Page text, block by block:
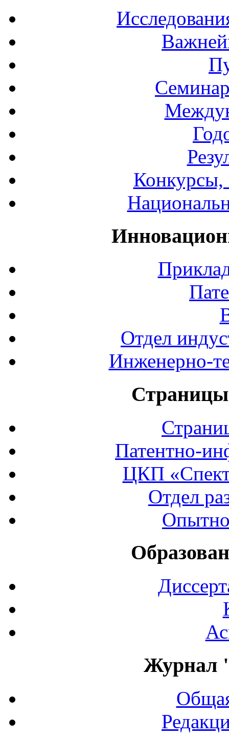
Конкурсы,
Отдел
Инженерно-
Страницы
Патентно-
ЦКП
Отдел
Журнал